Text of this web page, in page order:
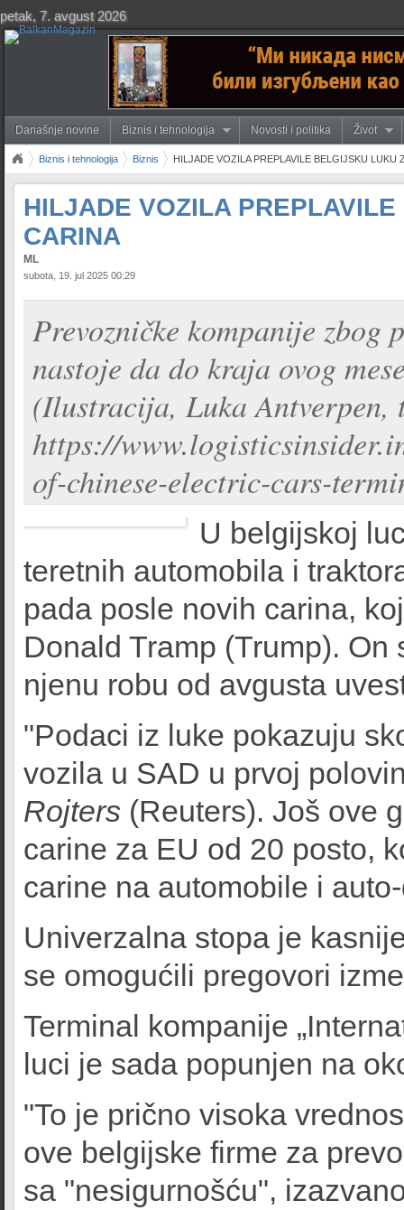
petak, 7. avgust 2026
Današnje novine Biznis i tehnologija Novosti i politika Život
Biznis i tehnologija Biznis HILJADE VOZILA PREPLAVILE BELGIJSKU LUKU
HILJADE VOZILA
CARINA
ML
subota, 19. jul 2025 00:29
Prevozničke kompanije
nastoje da do kraja ovog
(Ilustracija, Luka
https://
of-chinese-electric-cars-
U belgijskoj
teretnih automobila i
pada posle novih carina,
Donald Tramp (Trump).
njenu robu od avgusta
"Podaci iz luke pokazuju
vozila u SAD u prvoj
Rojters (Reuters). Još ove
carine za EU od 20 posto,
carine na automobile i
Univerzalna stopa je
se omogućili pregovori
Terminal kompanije
luci je sada popunjen na
"To je prično visoka
ove belgijske firme za
sa "nesigurnošću",